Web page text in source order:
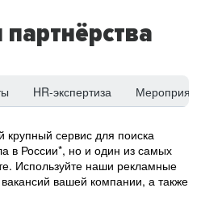
HR-экспертиза
сервис для поиска
в России*, но и один из самых
Используйте наши рекламные
вашей компании, а также